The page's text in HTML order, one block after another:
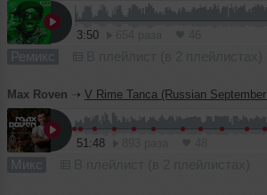
3:50
Ремикс
Max Roven ➝ V Rime Tanca (Russian September Edition)
51:48
Микс